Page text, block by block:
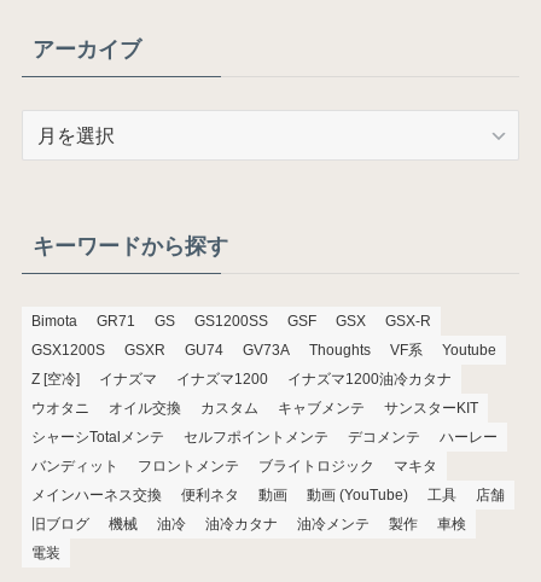
アーカイブ
ブキーワードから探す
Bimota GR71 GS GS1200SS GSF GSX
GSX-R
GSX1200S
GSXR GU74 GV73A Thoughts VF系
Youtube
Z [空冷]
イナズマ イナズマ1200
イナズマ1200油冷カタナ
ウオタニ
オイル交換 カスタム キャブメンテ
サンスターKIT
シャーシTotalメンテ
セルフポイントメンテ デコメンテ
ハーレー
バンディット
フロントメンテ ブライトロジック
マキタ
メインハーネス交換
便利ネタ 動画 動画 (YouTube) 工具
店舗
旧ブログ
機械 油冷 油冷カタナ 油冷メンテ 製作
車検
電装